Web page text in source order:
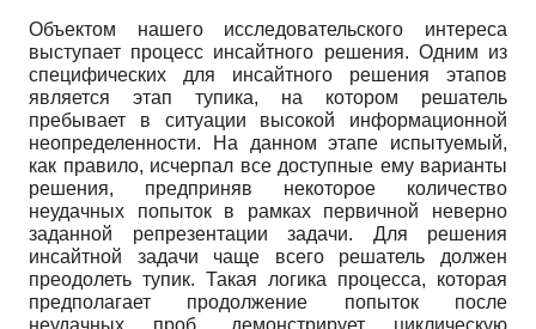
Объектом нашего исследовательского интереса
выступает процесс инсайтного решения. Одним из
специфических для инсайтного решения этапов
является этап тупика, на котором решатель
пребывает в ситуации высокой информационной
неопределенности. На данном этапе испытуемый,
как правило, исчерпал все доступные ему варианты
решения, предприняв некоторое количество
неудачных попыток в рамках первичной неверно
заданной репрезентации задачи. Для решения
инсайтной задачи чаще всего решатель должен
преодолеть тупик. Такая логика процесса, которая
предполагает продолжение попыток после
неудачных проб, демонстрирует циклическую